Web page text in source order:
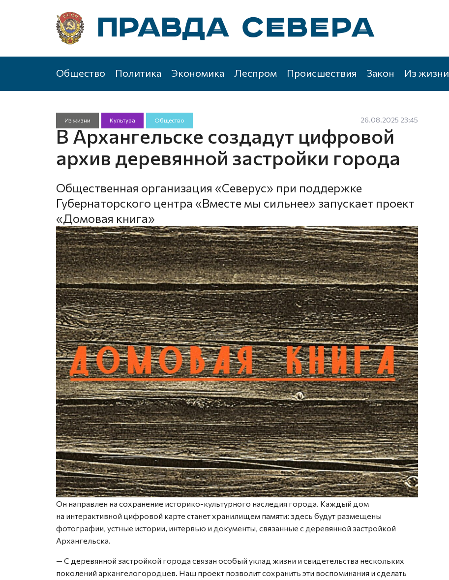
Общество Политика Экономика Леспром Происшествия Закон Из жизни
Из жизни Культура Общество 26.08.2025 23:45
В Архангельске создадут цифровой
архив деревянной застройки города
Общественная организация «Северус» при поддержке
Губернаторского центра «Вместе мы сильнее» запускает проект
«Домовая книга»
Он направлен на сохранение историко-культурного наследия города. Каждый дом
на интерактивной цифровой карте станет хранилищем памяти: здесь будут размещены
фотографии, устные истории, интервью и документы, связанные с деревянной застройкой
Архангельска.
— С деревянной застройкой города связан особый уклад жизни и свидетельства нескольких
поколений архангелогородцев. Наш проект позволит сохранить эти воспоминания и сделать